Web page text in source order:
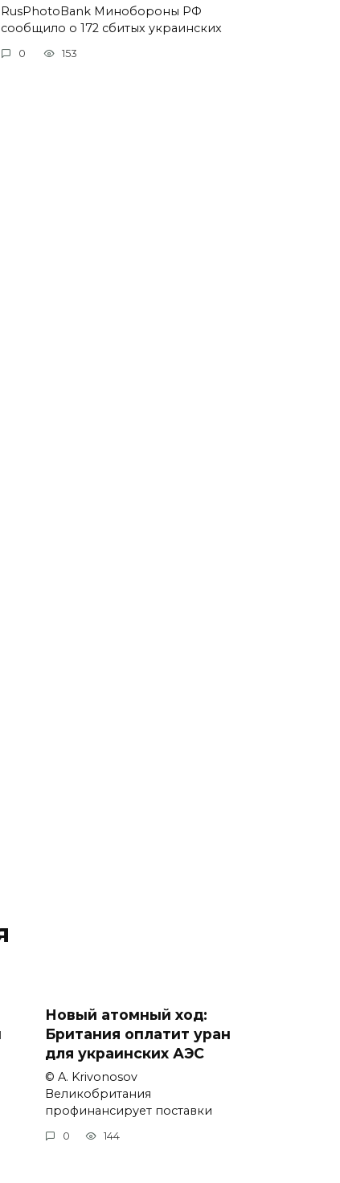
RusPhotoBank Минобороны РФ
сообщило о 172 сбитых украинских
0 153
Новый атомный ход:
Британия оплатит уран
для украинских АЭС
© A. Krivonosov
Великобритания
профинансирует поставки
0 144